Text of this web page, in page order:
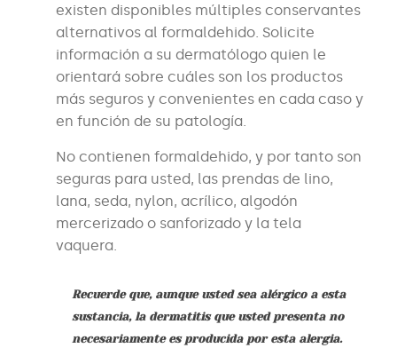
existen disponibles múltiples conservantes
alternativos al formaldehido. Solicite
información a su dermatólogo quien le
orientará sobre cuáles son los productos
más seguros y convenientes en cada caso y
en función de su patología.
No contienen formaldehido, y por tanto son
seguras para usted, las prendas de lino,
lana, seda, nylon, acrílico, algodón
mercerizado o sanforizado y la tela
vaquera.
Recuerde que, aunque usted sea alérgico a esta
sustancia, la dermatitis que usted presenta no
necesariamente es producida por esta alergia.